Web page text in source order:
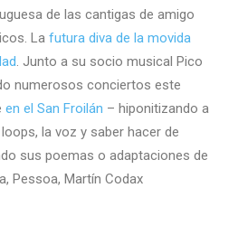
de las cantigas de amigo
La futura diva de la movida
. Junto a su socio musical Pico
numerosos conciertos este
en el San Froilán – hiponitizando a
la voz y saber hacer de
sus poemas o adaptaciones de
Pessoa, Martín Codax